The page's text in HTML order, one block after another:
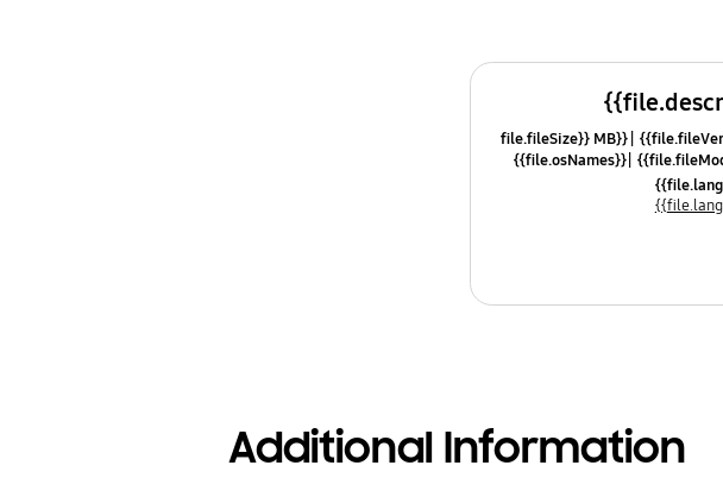
{{file.fileSize}} MB
{{file.osNames}}
Additional Information